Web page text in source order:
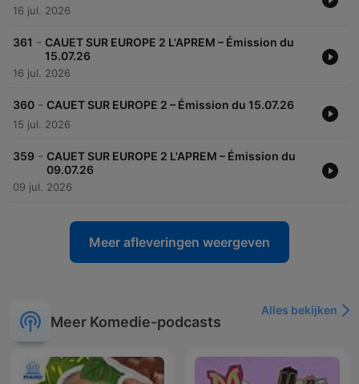
16 jul. 2026
361 - CAUET SUR EUROPE 2 L'APREM – Émission du
15.07.26
16 jul. 2026
360 - CAUET SUR EUROPE 2 – Émission du 15.07.26
15 jul. 2026
359 - CAUET SUR EUROPE 2 L'APREM – Émission du
09.07.26
09 jul. 2026
Meer afleveringen weergeven
Meer Komedie-podcasts
Alles bekijken